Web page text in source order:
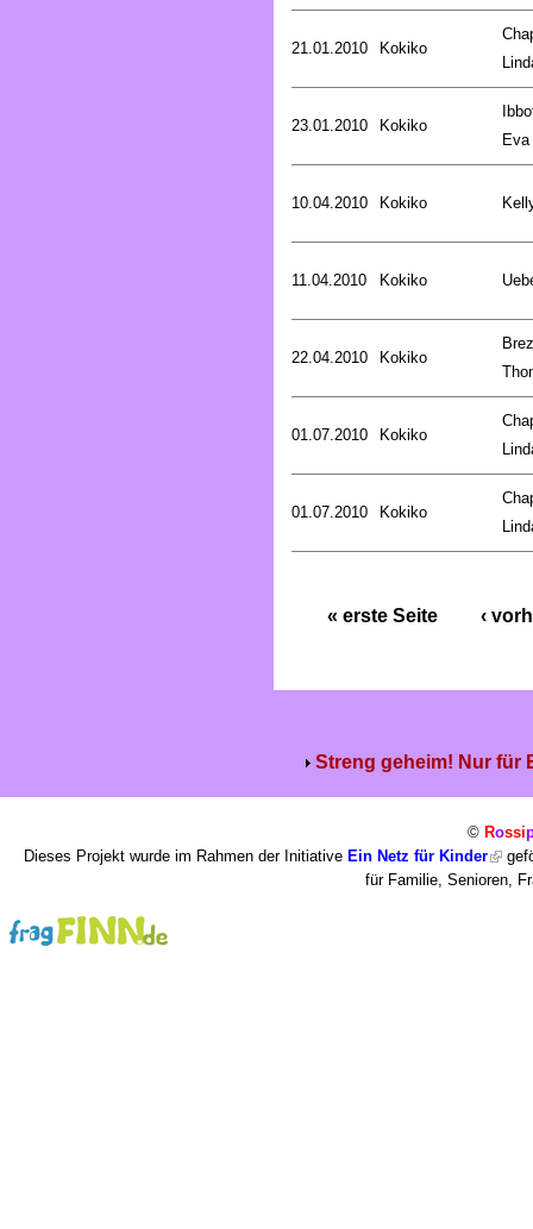
21.01.2010 Kokiko
23.01.2010 Kokiko
Eva
10.04.2010 Kokiko
11.04.2010 Kokiko
22.04.2010 Kokiko
01.07.2010 Kokiko
01.07.2010 Kokiko
« erste Seite ‹
Streng geheim! Nur für
© Rossi
Dieses Projekt wurde im Rahmen der Initiative Ein Netz für Kinder
für Familie, Senioren,